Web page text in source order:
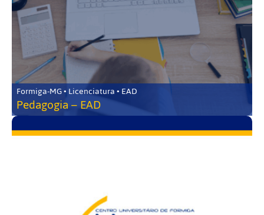
Formiga-MG • Licenciatura • EAD
Pedagogia – EAD